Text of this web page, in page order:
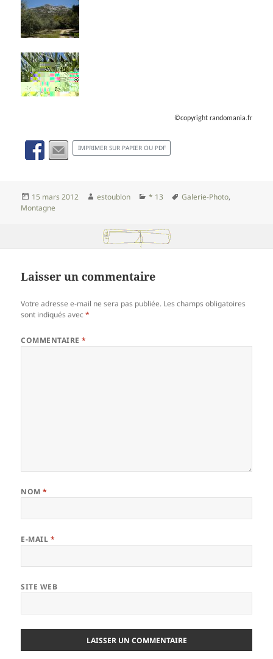
©copyright randomania.fr
IMPRIMER SUR PAPIER OU PDF
Publié
le
15 mars 2012 Auteur
estoublon Catégories
* 13
Mots-
Galerie-Photo,
Montagne
Laisser un commentaire
Votre adresse e-mail ne sera pas publiée. Les champs obligatoires
sont indiqués avec*
COMMENTAIRE*
NOM*
E-MAIL *
SITE WEB